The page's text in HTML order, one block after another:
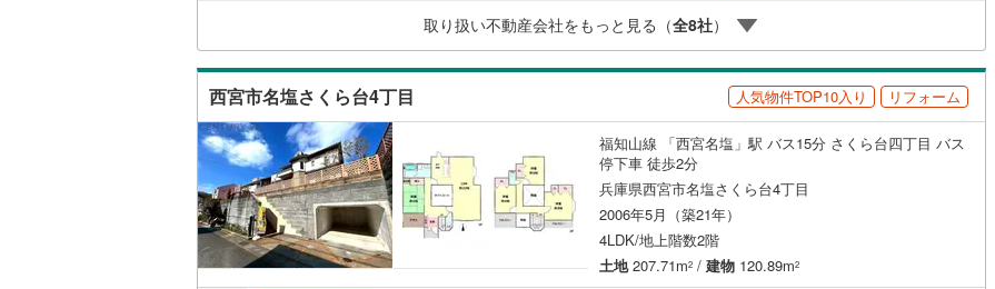
せた無理のない資金計画のご提案までトータルでサポートいたします。ローン
に不安のある方もお気軽にご相談ください。
取り扱い不動産会社をもっと見る（全8社）
西宮市名塩さくら台4丁目 人気物件TOP10入り リフォーム
福知山線 「西宮名塩」駅 バス15分 さくら台四丁目 バス
停下車 徒歩2分
兵庫県西宮市名塩さくら台4丁目
2006年5月（築21年）
4LDK/地上階数2階
土地207.71m2 / 建物 120.89m2
（ 143）
キッチン
独立型キッチン（28） 対面キッチン（135）
販売、価格、契約、入居関連など
即入居可能（89）
浴室